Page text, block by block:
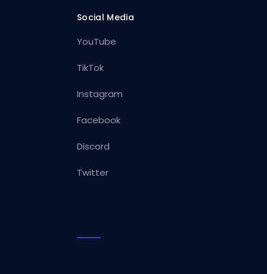
Social Media
YouTube
TikTok
Instagram
Facebook
Discord
Twitter